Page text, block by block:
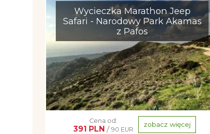
Wycieczka Marathon Jeep
Safari - Narodowy Park Akamas
z Pafos
Cena od:
391 PLN /90 EUR
zobacz więcej